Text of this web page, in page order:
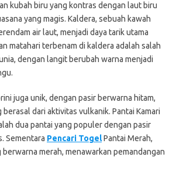
kubah biru yang kontras dengan laut biru
yang magis. Kaldera, sebuah kawah
air laut, menjadi daya tarik utama
matahari terbenam di kaldera adalah salah
dengan langit berubah warna menjadi
juga unik, dengan pasir berwarna hitam,
dari aktivitas vulkanik. Pantai Kamari
dua pantai yang populer dengan pasir
Sementara Pencari TogelPantai Merah,
merah, menawarkan pemandangan